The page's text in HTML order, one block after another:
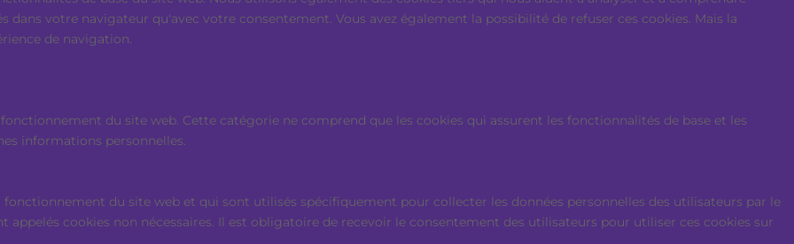
votre navigateur qu'avec votre consentement. Vous avez également la possibilité de refuser ces cookies. Mais la
de navigation.
du site web. Cette catégorie ne comprend que les cookies qui assurent les fonctionnalités de base et les
informations personnelles.
du site web et qui sont utilisés spécifiquement pour collecter les données personnelles des utilisateurs par le
appelés cookies non nécessaires. Il est obligatoire de recevoir le consentement des utilisateurs pour utiliser ces cookies sur